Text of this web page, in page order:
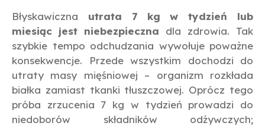
Błyskawiczna utrata 7 kg w tydzień lub
miesiąc jest niebezpieczna dla zdrowia. Tak
szybkie tempo odchudzania wywołuje poważne
konsekwencje. Przede wszystkim dochodzi do
utraty masy mięśniowej – organizm rozkłada
białka zamiast tkanki tłuszczowej. Oprócz tego
próba zrzucenia 7 kg w tydzień prowadzi do
niedoborów składników odżywczych;